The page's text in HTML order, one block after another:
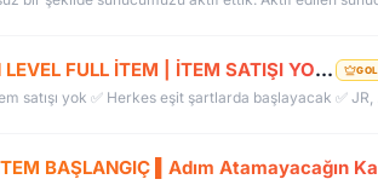
BUGÜN AÇILDI | EŞİT PK SERVER | V24XXX | 83/1 LEVEL FULL İTEM | İTEM SATIŞI YOKTUR
BAŞLANGIÇ ▌Adım Atamayacağın